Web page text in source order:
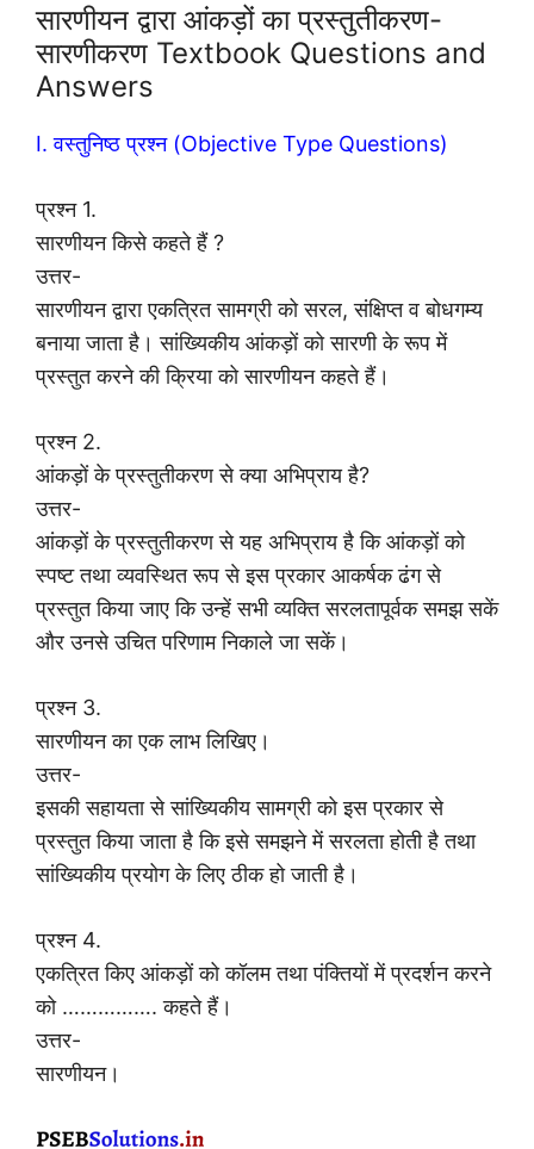
सारणीयन द्वारा आंकड़ों का प्रस्तुतीकरण-
सारणीकरण Textbook Questions and
Answers
I. वस्तुनिष्ठ प्रश्न (Objective Type Questions)
प्रश्न 1.
सारणीयन किसे कहते हैं ?
उत्तर-
सारणीयन द्वारा एकत्रित सामग्री को सरल, संक्षिप्त व बोधगम्य
बनाया जाता है। सांख्यिकीय आंकड़ों को सारणी के रूप में
प्रस्तुत करने की क्रिया को सारणीयन कहते हैं।
प्रश्न 2.
आंकड़ों के प्रस्तुतीकरण से क्या अभिप्राय है?
उत्तर-
आंकड़ों के प्रस्तुतीकरण से यह अभिप्राय है कि आंकड़ों को
स्पष्ट तथा व्यवस्थित रूप से इस प्रकार आकर्षक ढंग से
प्रस्तुत किया जाए कि उन्हें सभी व्यक्ति सरलतापूर्वक समझ सकें
और उनसे उचित परिणाम निकाले जा सकें।
प्रश्न 3.
सारणीयन का एक लाभ लिखिए।
उत्तर-
इसकी सहायता से सांख्यिकीय सामग्री को इस प्रकार से
प्रस्तुत किया जाता है कि इसे समझने में सरलता होती है तथा
सांख्यिकीय प्रयोग के लिए ठीक हो जाती है।
प्रश्न 4.
एकत्रित किए आंकड़ों को कॉलम तथा पंक्तियों में प्रदर्शन करने
को ……………. कहते हैं।
उत्तर-
सारणीयन।